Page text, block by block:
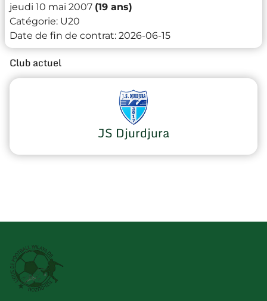
jeudi 10 mai 2007 (19 ans)
Catégorie: U20
Date de fin de contrat: 2026-06-15
Club actuel
JS Djurdjura